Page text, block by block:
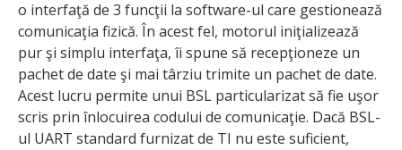
o interfaţă de 3 funcţii la software-ul care gestionează
comunicaţia fizică. În acest fel, motorul iniţializează
pur şi simplu interfaţa, îi spune să recepţioneze un
pachet de date şi mai târziu trimite un pachet de date.
Acest lucru permite unui BSL particularizat să fie uşor
scris prin înlocuirea codului de comunicaţie. Dacă BSL-
ul UART standard furnizat de TI nu este suficient,